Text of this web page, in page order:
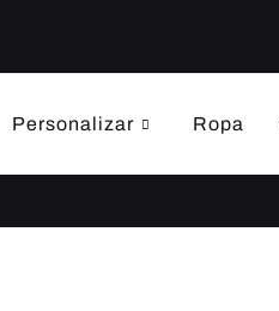
Personalizar Ropa